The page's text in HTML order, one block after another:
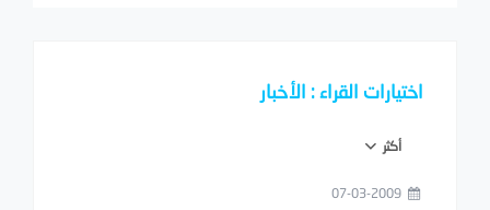
اختيارات القراء : الأخبار
أكثر